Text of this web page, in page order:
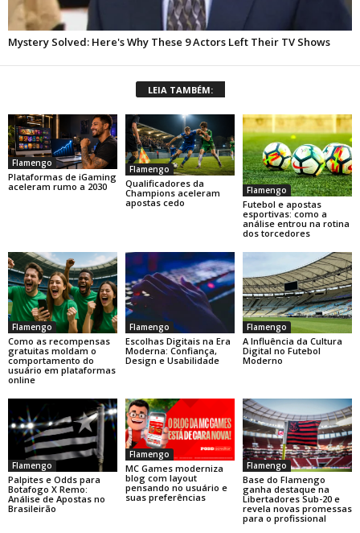
LEIA TAMBÉM:
Flamengo
Plataformas de iGaming
aceleram rumo a 2030
Flamengo
Qualificadores da
Champions aceleram
apostas cedo
Flamengo
Futebol e apostas
esportivas: como a
análise entrou na rotina
dos torcedores
Flamengo
Como as recompensas
gratuitas moldam o
comportamento do
usuário em plataformas
online
Flamengo
Escolhas Digitais na Era
Moderna: Confiança,
Design e Usabilidade
Flamengo
A Influência da Cultura
Digital no Futebol
Moderno
Flamengo
Palpites e Odds para
Botafogo X Remo:
Análise de Apostas no
Brasileirão
Flamengo
MC Games moderniza
blog com layout
pensando no usuário e
suas preferências
Flamengo
Base do Flamengo
ganha destaque na
Libertadores Sub-20 e
revela novas promessas
para o profissional